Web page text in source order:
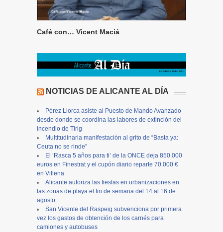
Café con… Vicent Maciá
NOTICIAS DE ALICANTE AL DÍA
Pérez Llorca asiste al Puesto de Mando Avanzado
desde donde se coordina las labores de extinción del
incendio de Tirig
Multitudinaria manifestación al grito de “Basta ya:
Ceuta no se rinde”
El ‘Rasca 5 años para ti’ de la ONCE deja 850.000
euros en Finestrat y el cupón diario reparte 70.000 €
en Villena
Alicante autoriza las fiestas en urbanizaciones en
las zonas de playa el fin de semana del 14 al 16 de
agosto
San Vicente del Raspeig subvenciona por primera
vez los gastos de obtención de los carnés para
camiones y autobuses